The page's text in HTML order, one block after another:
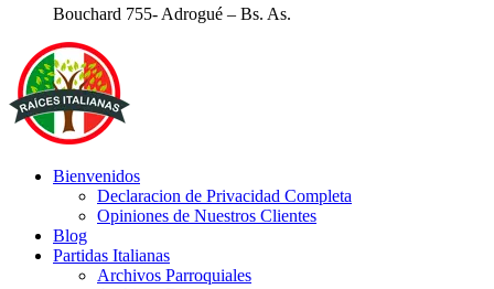
Bouchard 755- Adrogué – Bs. As.
Bienvenidos
Declaracion de Privacidad Completa
Opiniones de Nuestros Clientes
Blog
Partidas Italianas
Archivos Parroquiales